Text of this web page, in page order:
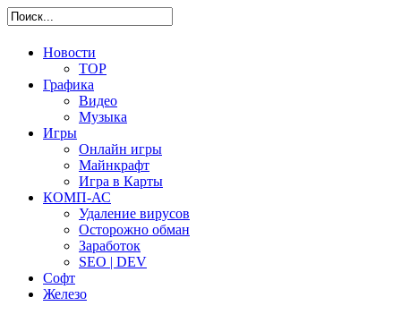
Новости
TOP
Графика
Видео
Музыка
Игры
Онлайн игры
Майнкрафт
Игра в Карты
КОМП-АС
Удаление вирусов
Осторожно обман
Заработок
SEO | DEV
Софт
Железо